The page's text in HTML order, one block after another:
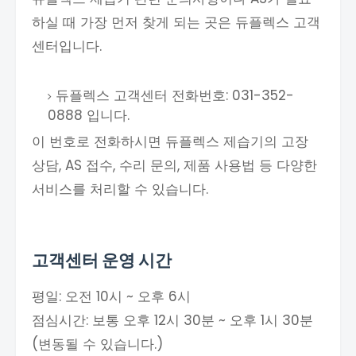
하실 때 가장 먼저 찾게 되는 곳은 듀플렉스 고객
센터입니다.
듀플렉스 고객센터 전화번호: 031-352-
0888 입니다.
이 번호로 전화하시면 듀플렉스 제습기의 고장
상담, AS 접수, 수리 문의, 제품 사용법 등 다양한
서비스를 처리할 수 있습니다.
고객센터 운영 시간
평일: 오전 10시 ~ 오후 6시
점심시간: 보통 오후 12시 30분 ~ 오후 1시 30분
(변동될 수 있습니다.)